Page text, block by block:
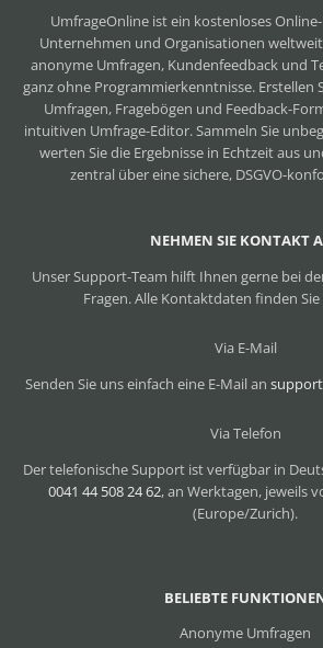
UmfrageOnline ist ein kostenloses
Unternehmen und Organisationen
anonyme Umfragen, Kundenfeedback und
ganz ohne Programmierkenntnisse. Erstellen
Umfragen, Fragebögen und Feedback-
intuitiven Umfrage-Editor. Sammeln Sie
werten Sie die Ergebnisse in Echtzeit aus
zentral über eine sichere, DSGVO-
BELIEBTE
Anonyme Umfragen
NEHMEN SIE KONTAKT
Unser Support-Team hilft Ihnen gerne bei
Fragen. Alle Kontaktdaten finden
Via E-Mail
Senden Sie uns einfach eine E-Mail an
Via Telefon
Der telefonische Support ist verfügbar in
0041 44 508 24 62, an Werktagen, jeweils
(Europe/Zurich).